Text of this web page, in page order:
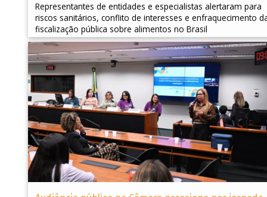
Representantes de entidades e especialistas alertaram para
riscos sanitários, conflito de interesses e enfraquecimento
fiscalização pública sobre alimentos no Brasil